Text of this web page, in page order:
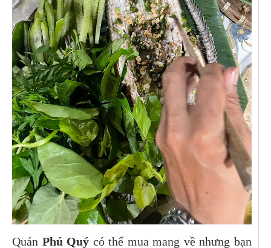
Quán Phú Quý có thể mua mang về nhưng bạn